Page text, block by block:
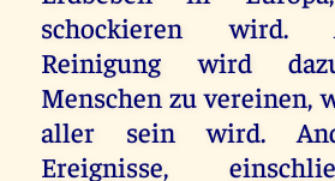
schockieren wird.
Reinigung wird
Menschen zu vereinen,
aller sein wird.
Ereignisse,